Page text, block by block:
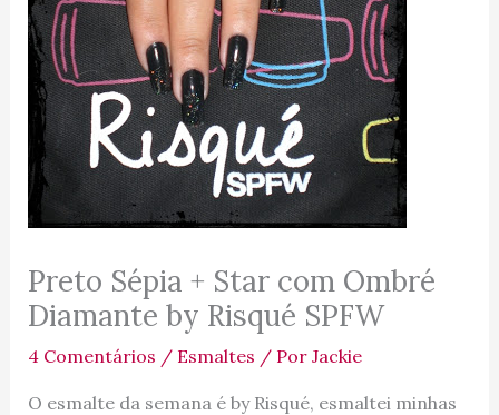
Preto Sépia + Star com Ombré
Diamante by Risqué SPFW
4 Comentários / Esmaltes / Por Jackie
O esmalte da semana é by Risqué, esmaltei minhas